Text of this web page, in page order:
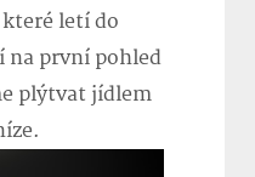
letí do
na první pohled
plýtvat jídlem